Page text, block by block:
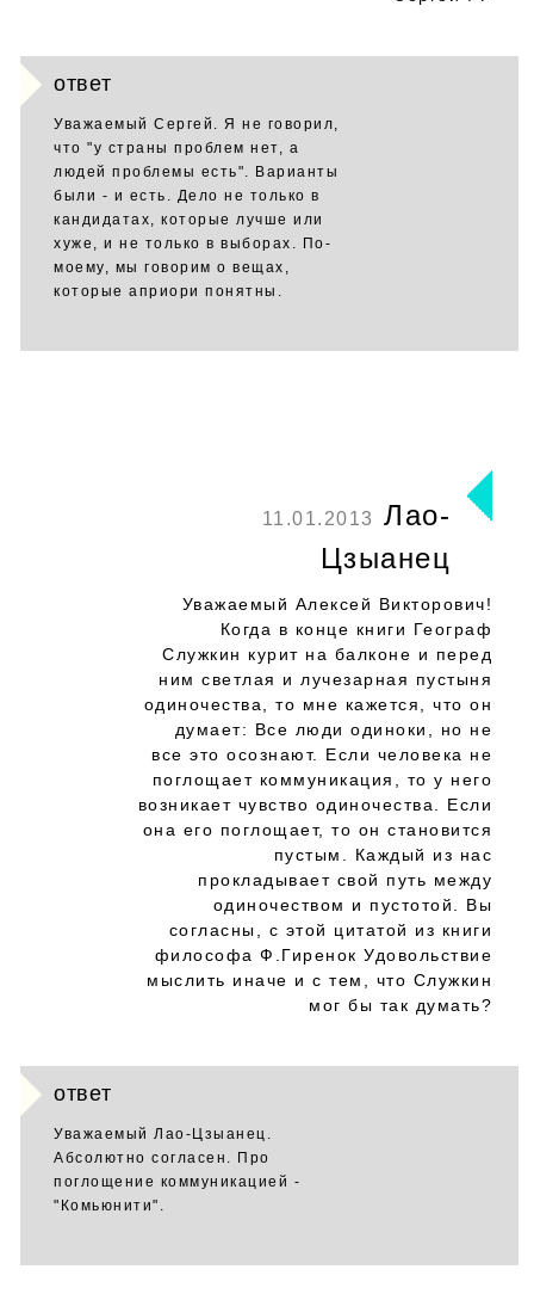
ответ
Уважаемый Сергей. Я не говорил,
что "у страны проблем нет, а
людей проблемы есть". Варианты
были - и есть. Дело не только в
кандидатах, которые лучше или
хуже, и не только в выборах. По-
моему, мы говорим о вещах,
которые априори понятны.
11.01.2013
Лао-
Цзыанец
Уважаемый Алексей Викторович!
Когда в конце книги Географ
Служкин курит на балконе и перед
ним светлая и лучезарная пустыня
одиночества, то мне кажется, что он
думает: Все люди одиноки, но не
все это осознают. Если человека не
поглощает коммуникация, то у него
возникает чувство одиночества. Если
она его поглощает, то он становится
пустым. Каждый из нас
прокладывает свой путь между
одиночеством и пустотой. Вы
согласны, с этой цитатой из книги
философа Ф.Гиренок Удовольствие
мыслить иначе и с тем, что Служкин
мог бы так думать?
ответ
Уважаемый Лао-Цзыанец.
Абсолютно согласен. Про
поглощение коммуникацией -
"Комьюнити".